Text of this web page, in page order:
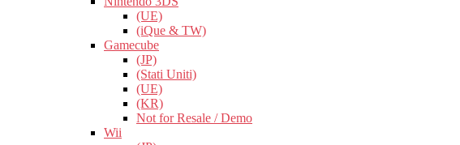
(UE)
(iQue & TW)
Gamecube
(JP)
(Stati Uniti)
(UE)
(KR)
Not for Resale / Demo
Wii